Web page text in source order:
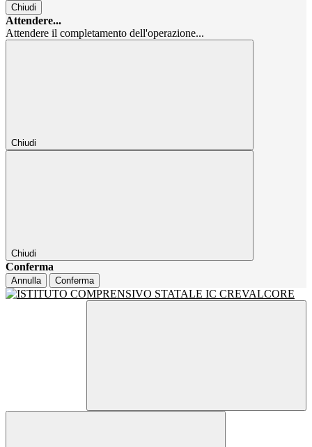
Chiudi
Attendere...
Attendere il completamento dell'operazione...
Chiudi
Chiudi
Conferma
Annulla Conferma